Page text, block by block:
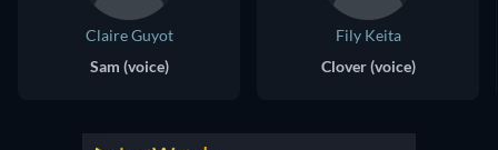
Claire Guyot
Sam (voice)
Fily Keita
Clover (voice)